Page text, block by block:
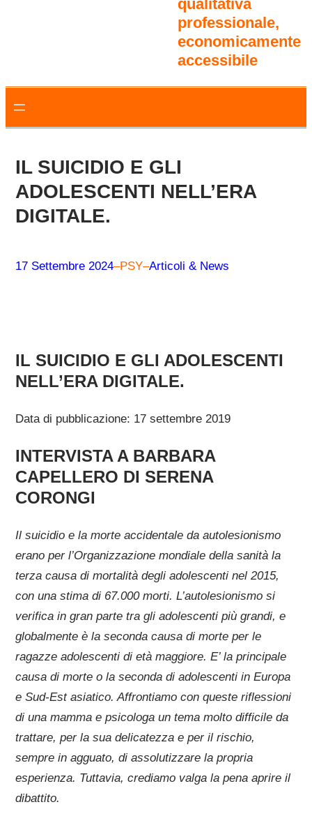
qualitativa
professionale,
economicamente
accessibile
IL SUICIDIO E GLI
ADOLESCENTI NELL’ERA
DIGITALE.
17 Settembre 2024–PSY–Articoli & News
IL SUICIDIO E GLI ADOLESCENTI
NELL’ERA DIGITALE.
Data di pubblicazione: 17 settembre 2019
INTERVISTA A BARBARA
CAPELLERO DI SERENA
CORONGI
Il suicidio e la morte accidentale da autolesionismo
erano per l’Organizzazione mondiale della sanità la
terza causa di mortalità degli adolescenti nel 2015,
con una stima di 67.000 morti. L’autolesionismo si
verifica in gran parte tra gli adolescenti più grandi, e
globalmente è la seconda causa di morte per le
ragazze adolescenti di età maggiore. E’ la principale
causa di morte o la seconda di adolescenti in Europa
e Sud-Est asiatico. Affrontiamo con queste riflessioni
di una mamma e psicologa un tema molto difficile da
trattare, per la sua delicatezza e per il rischio,
sempre in agguato, di assolutizzare la propria
esperienza. Tuttavia, crediamo valga la pena aprire il
dibattito.